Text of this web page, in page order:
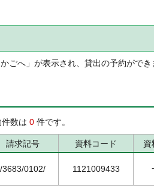
ごへ」が表示され、貸出の予約ができ
数は 0 件です。
請求記号 資料コード 資
/3683/0102/ 1121009433